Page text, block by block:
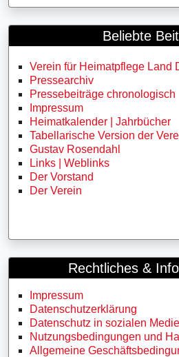
Beliebte
Verein für Heimatpflege Land
Pressearchiv
Pressebeiträge chronologisch
Impressum
Heimatkalender | Jahrbücher
Tabellarische Version der
Gustav Rosendahl
Links | Weblinks
Der Vorstand
Der Verein
Rechtliches &
Impressum
Datenschutzerklärung
Datenschutz in sozialen
Nutzungsbedingungen und
Allgemeine